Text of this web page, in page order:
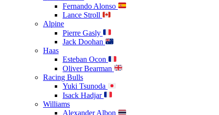
Fernando Alonso
Lance Stroll
Alpine
Pierre Gasly
Jack Doohan
Haas
Esteban Ocon
Oliver Bearman
Racing Bulls
Yuki Tsunoda
Isack Hadjar
Williams
Alexander Albon